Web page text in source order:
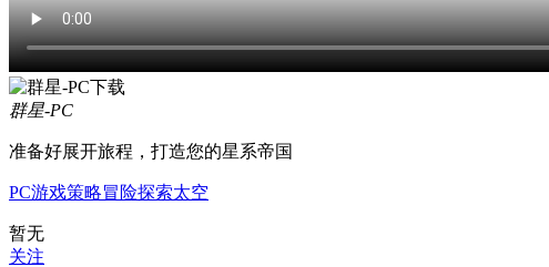
群星-PC
准备好展开旅程，打造您的星系帝国
PC游戏策略冒险探索太空
暂无
关注